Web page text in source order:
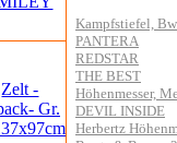
Kampfstiefel,
PANTERA
REDSTAR
THE BEST
Höhenmesser,
DEVIL INSIDE
Herbertz